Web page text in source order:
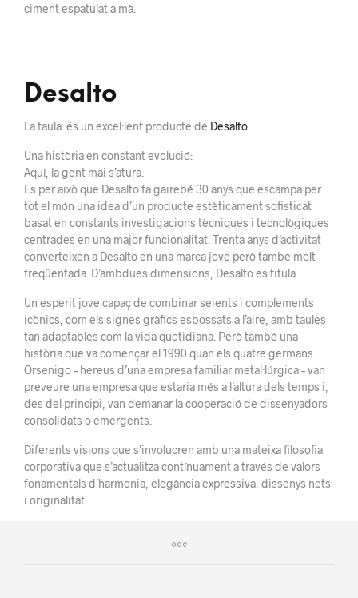
ciment espatulat a mà.
Desalto
La taula és un excel·lent producte de Desalto.
Una història en constant evolució:
Aquí, la gent mai s’atura.
Es per això que Desalto fa gairebé 30 anys que escampa per
tot el món una idea d’un producte estèticament sofisticat
basat en constants investigacions tècniques i tecnològiques
centrades en una major funcionalitat. Trenta anys d’activitat
converteixen a Desalto en una marca jove però també molt
freqüentada. D’ambdues dimensions, Desalto es titula.
Un esperit jove capaç de combinar seients i complements
icònics, com els signes gràfics esbossats a l’aire, amb taules
tan adaptables com la vida quotidiana. Però també una
història que va començar el 1990 quan els quatre germans
Orsenigo – hereus d’una empresa familiar metal·lúrgica – van
preveure una empresa que estaria més a l’altura dels temps i,
des del principi, van demanar la cooperació de dissenyadors
consolidats o emergents.
Diferents visions que s’involucren amb una mateixa filosofia
corporativa que s’actualitza contínuament a través de valors
fonamentals d’harmonia, elegància expressiva, dissenys nets
i originalitat.